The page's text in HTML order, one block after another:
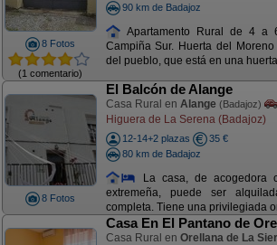
8 Fotos
(1 comentario)
90 km de Badajoz
Apartamento Rural de 4 a
Campiña Sur. Huerta del
del pueblo, que está en una
8 Fotos
El Balcón de Alange
Casa Rural en Alange (Badajoz)
Higuera de La Serena (Badajoz)
12-14+2 plazas
35 €
80 km de Badajoz
La casa, de acogedora
extremeña, puede ser
completa. Tiene una privilegiada
Casa En El Pantano de
Casa Rural en Orellana de La